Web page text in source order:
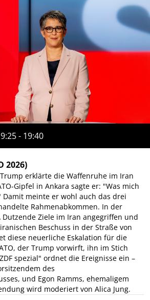
- 19:40
2026)
erklärte die Waffenruhe im Iran
Gipfel in Ankara sagte er: "Was mich
meinte er wohl auch das drei
Rahmenabkommen. In der
Dutzende Ziele im Iran angegriffen und
Beschuss in der Straße von
diese neuerliche Eskalation für die
der Trump vorwirft, ihn im Stich
spezial" ordnet die Ereignisse ein –
des
und Egon Ramms, ehemaligem
wird moderiert von Alica Jung.